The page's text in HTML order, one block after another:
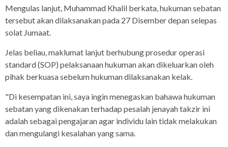
Mengulas lanjut, Muhammad Khalil berkata, hukuman sebatan
tersebut akan dilaksanakan pada 27 Disember depan selepas
solat Jumaat.
Jelas beliau, maklumat lanjut berhubung prosedur operasi
standard (SOP) pelaksanaan hukuman akan dikeluarkan oleh
pihak berkuasa sebelum hukuman dilaksanakan kelak.
"Di kesempatan ini, saya ingin menegaskan bahawa hukuman
sebatan yang dikenakan terhadap pesalah jenayah takzir ini
adalah sebagai pengajaran agar individu lain tidak melakukan
dan mengulangi kesalahan yang sama.